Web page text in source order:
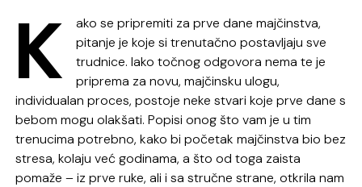
K
ako se pripremiti za prve dane majčinstva,
pitanje je koje si trenutačno postavljaju sve
trudnice. Iako točnog odgovora nema te je
priprema za novu, majčinsku ulogu,
individualan proces, postoje neke stvari koje prve dane s
bebom mogu olakšati. Popisi onog što vam je u tim
trenucima potrebno, kako bi početak majčinstva bio bez
stresa, kolaju već godinama, a što od toga zaista
pomaže – iz prve ruke, ali i sa stručne strane, otkrila nam